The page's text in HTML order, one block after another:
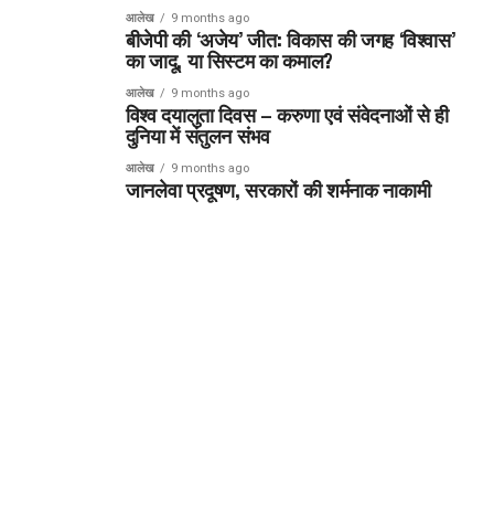
आलेख 9 months ago
बीजेपी की ‘अजेय’ जीत: विकास की जगह ‘विश्वास’
का जादू, या सिस्टम का कमाल?
आलेख 9 months ago
विश्व दयालुता दिवस – करुणा एवं संवेदनाओं से ही
दुनिया में संतुलन संभव
आलेख 9 months ago
जानलेवा प्रदूषण, सरकारों की शर्मनाक नाकामी